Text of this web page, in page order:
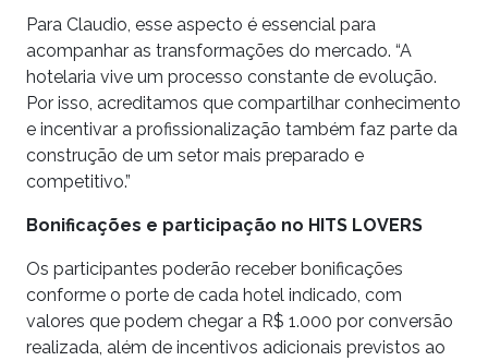
Para Claudio, esse aspecto é essencial para
acompanhar as transformações do mercado. “A
hotelaria vive um processo constante de evolução.
Por isso, acreditamos que compartilhar conhecimento
e incentivar a profissionalização também faz parte da
construção de um setor mais preparado e
competitivo.”
Bonificações e participação no HITS LOVERS
Os participantes poderão receber bonificações
conforme o porte de cada hotel indicado, com
valores que podem chegar a R$ 1.000 por conversão
realizada, além de incentivos adicionais previstos ao